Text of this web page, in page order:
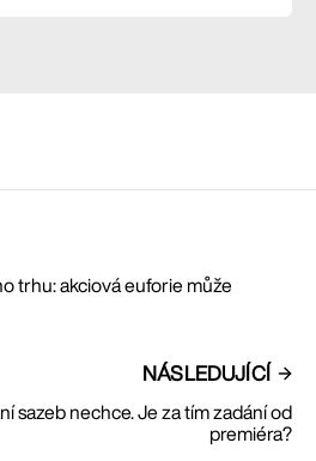
trhu: akciová euforie může
NÁSLEDUJÍCÍ
sazeb nechce. Je za tím zadání od
premiéra?